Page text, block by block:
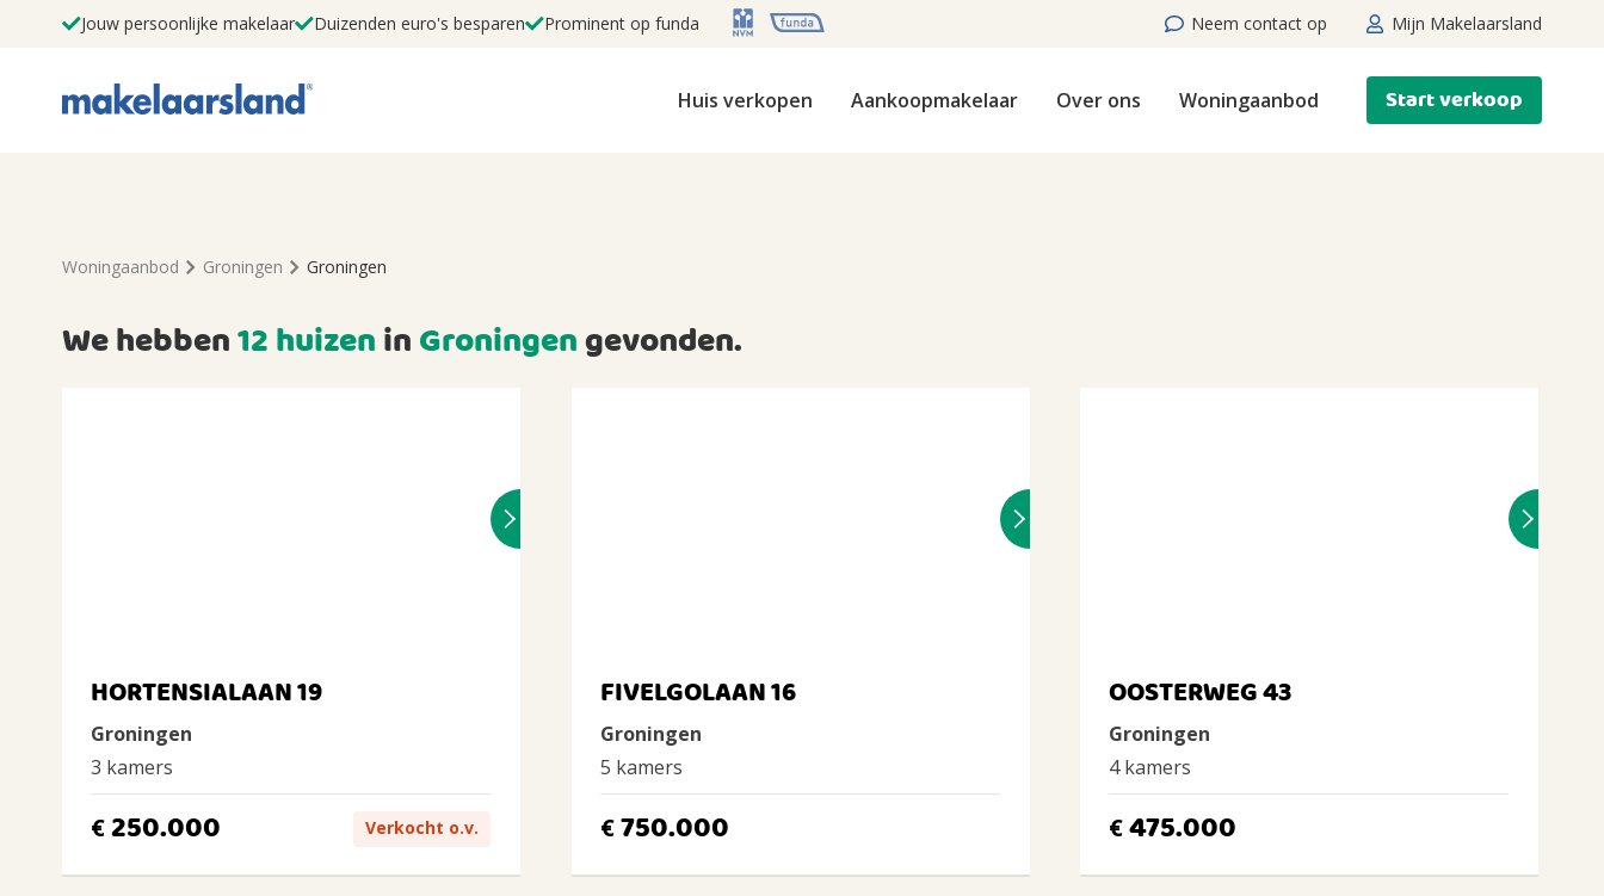
Jouw persoonlijke makelaar Duizenden euro's besparen Prominent op funda Neem contact op Mijn Makelaarsland
Huis verkopen Aankoopmakelaar Over ons Woningaanbod Start verkoop
Woningaanbod Groningen Groningen
We hebben12 huizeninGroningengevonden.
HORTENSIALAAN 19
Groningen
3 kamers
€250.000 Verkocht o.v.
FIVELGOLAAN 16
Groningen
5 kamers
€750.000
OOSTERWEG 43
Groningen
4 kamers
€475.000